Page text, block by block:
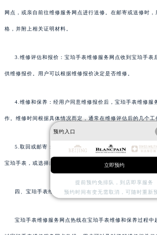
网点，或亲自前往维修服务网点进行送修。在邮寄或送修时
格，并附上相关证明材料。
3.维修评估和报价：宝珀手表维修服务网点收到宝珀手表
供维修报价。用户可以根据维修报价决定是否维修。
4.维修和保养：经用户同意维修报价后，宝珀手表维修服
作。维修时间根据具体情况而定，通常在维修评估后的几个工
5.取回或邮寄：维修完成后，用户可以亲自前往宝珀手表
宝珀手表，或选择邮寄方式将其寄回。
四、宝珀手表维修服务网点热线的重要性
宝珀手表维修服务网点热线在宝珀手表维修和保养过程中
预约入口
立即预约
提前预约免排队，到店即享服务
预约时间有变无需取消，可随时重新